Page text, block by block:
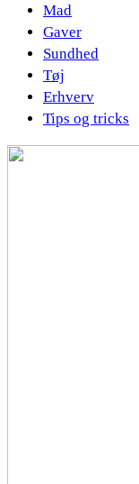
Mad
Gaver
Sundhed
Tøj
Erhverv
Tips og tricks